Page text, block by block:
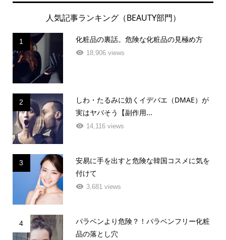
人気記事ランキング（BEAUTY部門）
1 化粧品の裏話。危険な化粧品の見極め方
18,906 views
2
しわ・たるみに効くイデバエ（DMAE）が
実はヤバそう【副作用...
14,116 views
3
安易に手を出すと危険な韓国コスメに気を
付けて
3,681 views
4
パラベンより危険？！パラベンフリー化粧
品の落とし穴